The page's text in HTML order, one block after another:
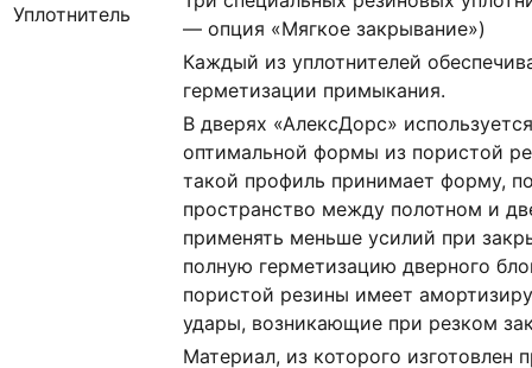
Уплотнитель
— опция «Мягкое закрывание»)
Каждый из уплотнителей
герметизации примыкания.
В дверях «АлексДорс»
оптимальной формы из пористой
такой профиль принимает форму,
пространство между полотном и
применять меньше усилий при
полную герметизацию дверного
пористой резины имеет
удары, возникающие при резком
Материал, из которого изготовлен